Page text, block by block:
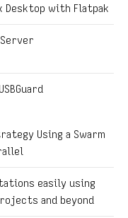
Desktop with Flatpak
Using a Swarm
easily using
and beyond